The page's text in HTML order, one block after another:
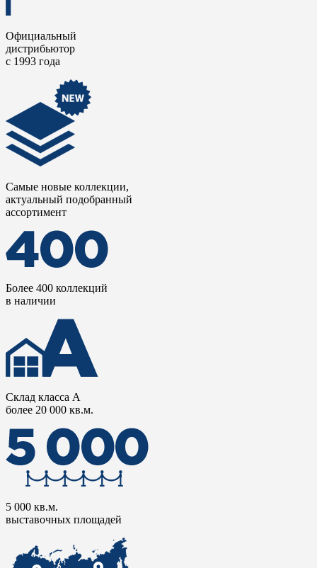
Официальный
дистрибьютор
с 1993 года
Самые новые коллекции,
актуальный подобранный
ассортимент
Более 400 коллекций
в наличии
Склад класса А
более 20 000 кв.м.
5 000 кв.м.
выставочных площадей